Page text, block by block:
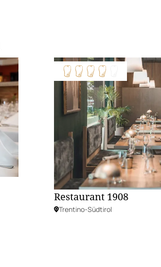
Restaurant 1908
Trentino-Südtirol